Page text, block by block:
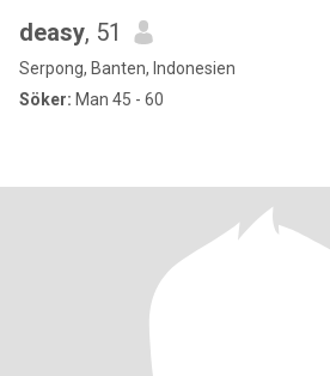
deasy, 51
Serpong, Banten, Indonesien
Söker: Man 45 - 60